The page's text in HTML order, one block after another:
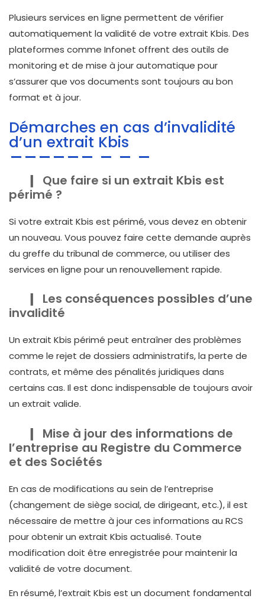
Plusieurs services en ligne permettent de vérifier
automatiquement la validité de votre extrait Kbis. Des
plateformes comme Infonet offrent des outils de
monitoring et de mise à jour automatique pour
s’assurer que vos documents sont toujours au bon
format et à jour.
Démarches en cas d’invalidité
d’un extrait Kbis
Que faire si un extrait Kbis est
périmé ?
Si votre extrait Kbis est périmé, vous devez en obtenir
un nouveau. Vous pouvez faire cette demande auprès
du greffe du tribunal de commerce, ou utiliser des
services en ligne pour un renouvellement rapide.
Les conséquences possibles d’une
invalidité
Un extrait Kbis périmé peut entraîner des problèmes
comme le rejet de dossiers administratifs, la perte de
contrats, et même des pénalités juridiques dans
certains cas. Il est donc indispensable de toujours avoir
un extrait valide.
Mise à jour des informations de
l’entreprise au Registre du Commerce
et des Sociétés
En cas de modifications au sein de l’entreprise
(changement de siège social, de dirigeant, etc.), il est
nécessaire de mettre à jour ces informations au RCS
pour obtenir un extrait Kbis actualisé. Toute
modification doit être enregistrée pour maintenir la
validité de votre document.
En résumé, l’extrait Kbis est un document fondamental